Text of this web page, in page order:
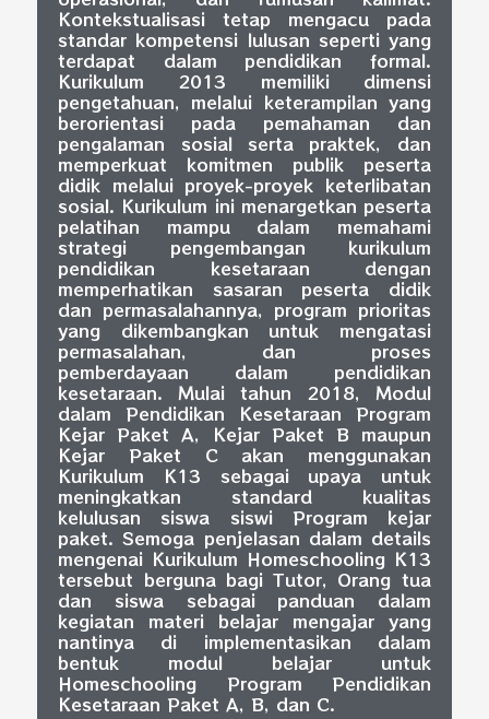
Kontekstualisasi tetap mengacu pada
standar kompetensi lulusan seperti yang
terdapat dalam pendidikan formal.
Kurikulum 2013 memiliki dimensi
pengetahuan, melalui keterampilan yang
berorientasi pada pemahaman dan
pengalaman sosial serta praktek, dan
memperkuat komitmen publik peserta
didik melalui proyek-proyek keterlibatan
sosial. Kurikulum ini menargetkan peserta
pelatihan mampu dalam memahami
strategi pengembangan kurikulum
pendidikan kesetaraan dengan
memperhatikan sasaran peserta didik
dan permasalahannya, program prioritas
yang dikembangkan untuk mengatasi
permasalahan, dan proses
pemberdayaan dalam pendidikan
kesetaraan. Mulai tahun 2018, Modul
dalam Pendidikan Kesetaraan Program
Kejar Paket A, Kejar Paket B maupun
Kejar Paket C akan menggunakan
Kurikulum K13 sebagai upaya untuk
meningkatkan standard kualitas
kelulusan siswa siswi Program kejar
paket. Semoga penjelasan dalam details
mengenai Kurikulum Homeschooling K13
tersebut berguna bagi Tutor, Orang tua
dan siswa sebagai panduan dalam
kegiatan materi belajar mengajar yang
nantinya di implementasikan dalam
bentuk modul belajar untuk
Homeschooling Program Pendidikan
Kesetaraan Paket A, B, dan C.